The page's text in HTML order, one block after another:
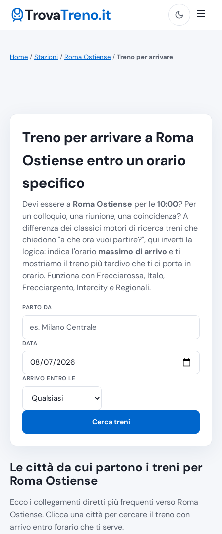
TrovaTreno.it
Home / Stazioni / Roma Ostiense / Treno per arrivare
Treno per arrivare a Roma
Ostiense entro un orario
specifico
Devi essere a Roma Ostiense per le10:00? Per
un colloquio, una riunione, una coincidenza? A
differenza dei classici motori di ricerca treni che
chiedono "a che ora vuoi partire?", qui inverti la
logica: indica l'orario massimo di arrivo e ti
mostriamo il treno più tardivo che ti ci porta in
orario. Funziona con Frecciarossa, Italo,
Frecciargento, Intercity e Regionali.
PARTO DA
DATA
ARRIVO ENTRO LE
Cerca treni
Le città da cui partono i treni per
Roma Ostiense
Ecco i collegamenti diretti più frequenti verso Roma
Ostiense. Clicca una città per cercare il treno con
arrivo entro l'orario che ti serve.